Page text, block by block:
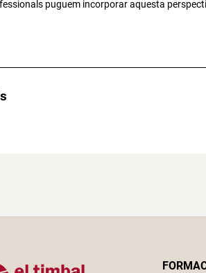
puguem incorporar aquesta